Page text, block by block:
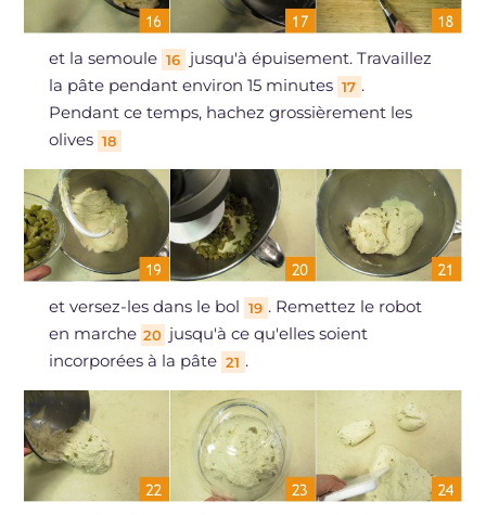
et la semoule 16
jusqu'à épuisement. Travaillez
la pâte pendant environ 15 minutes 17 .
Pendant ce temps, hachez grossièrement les
olives 18
et versez-les dans le bol 19 . Remettez le robot
en marche 20 jusqu'à ce qu'elles soient
incorporées à la pâte 21 .